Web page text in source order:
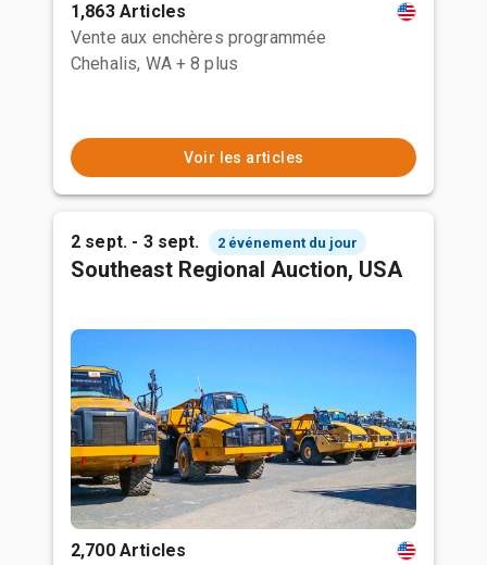
1,863 Articles
Vente aux enchères programmée
Chehalis, WA + 8 plus
Voir les articles
2 sept. - 3 sept. 2 événement du jour
Southeast Regional Auction, USA
2,700 Articles